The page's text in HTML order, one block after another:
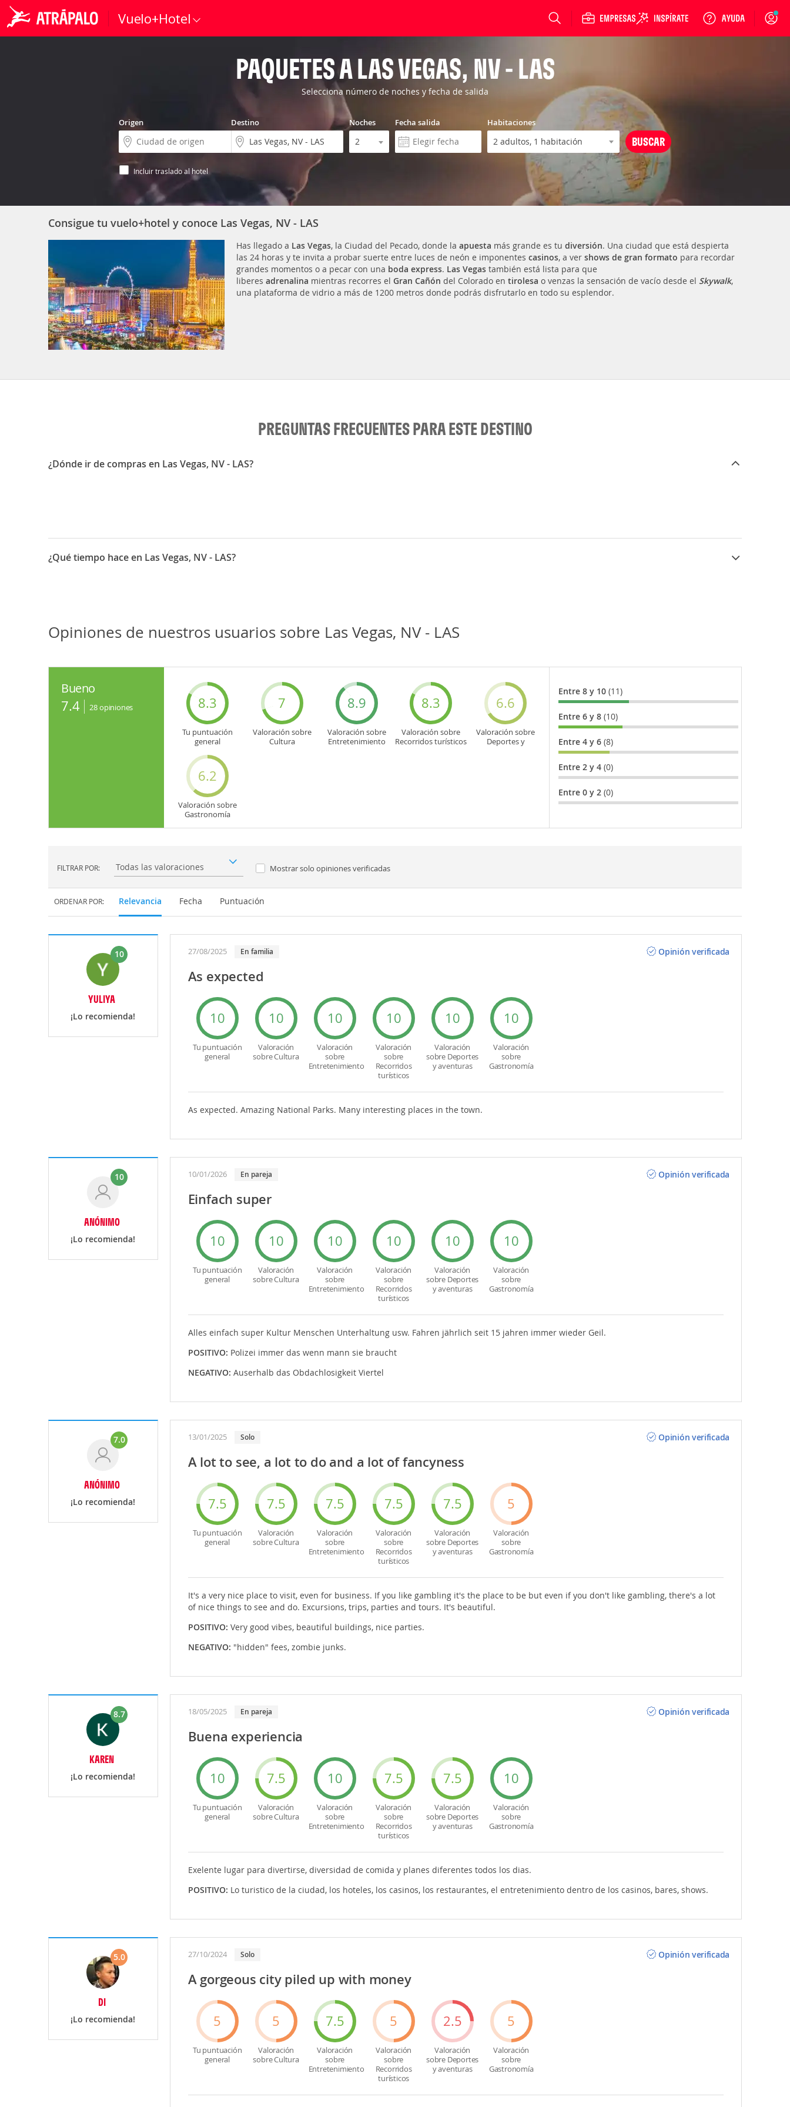
Vuelo+Hotel Login
PAQUETES A LAS VEGAS, NV - LAS
Selecciona número de noches y fecha de salida
Origen Destino Noches Fecha salida Habitaciones
Incluir traslado al hotel
Consigue tu vuelo+hotel y conoce Las Vegas, NV - LAS
Has llegado a Las Vegas, la Ciudad del Pecado, donde la apuesta más grande es tu diversión. Una ciudad que está despierta
las 24 horas y te invita a probar suerte entre luces de neón e imponentes casinos, a ver shows de gran formato para recordar
grandes momentos o a pecar con una boda express. Las Vegas también está lista para que
liberes adrenalina mientras recorres el Gran Cañón del Colorado en tirolesa o venzas la sensación de vacío desde el Skywalk,
una plataforma de vidrio a más de 1200 metros donde podrás disfrutarlo en todo su esplendor.
PREGUNTAS FRECUENTES PARA ESTE DESTINO
¿Dónde ir de compras en Las Vegas, NV - LAS?
¿Qué tiempo hace en Las Vegas, NV - LAS?
Opiniones de nuestros usuarios sobre Las Vegas, NV - LAS
Bueno
7.4 28opiniones 8.3
Tu puntuación
general
7
Valoración sobre
Cultura
8.9
Valoración sobre
Entretenimiento
8.3
Valoración sobre
Recorridos turísticos
6.6
Valoración sobre
Deportes y
6.2
Valoración sobre
Gastronomía
Entre 8 y 10 (11)
Entre 6 y 8 (10)
Entre 4 y 6 (8)
Entre 2 y 4 (0)
Entre 0 y 2 (0)
FILTRAR POR: Filtrar por: Mostrar solo opiniones verificadas
ORDENAR POR: Relevancia Fecha Puntuación
10
YULIYA
¡Lo recomienda!
27/08/2025 En familia Opinión verificada
As expected
10
Tu puntuación
general
10
Valoración
sobre Cultura
10
Valoración
sobre
Entretenimiento
10
Valoración
sobre
Recorridos
turísticos
10
Valoración
sobre Deportes
y aventuras
10
Valoración
sobre
Gastronomía
As expected. Amazing National Parks. Many interesting places in the town.
10
ANÓNIMO
¡Lo recomienda!
10/01/2026 En pareja Opinión verificada
Einfach super
10
Tu puntuación
general
10
Valoración
sobre Cultura
10
Valoración
sobre
Entretenimiento
10
Valoración
sobre
Recorridos
turísticos
10
Valoración
sobre Deportes
y aventuras
10
Valoración
sobre
Gastronomía
Alles einfach super Kultur Menschen Unterhaltung usw. Fahren jährlich seit 15 jahren immer wieder Geil.
POSITIVO: Polizei immer das wenn mann sie braucht
NEGATIVO: Auserhalb das Obdachlosigkeit Viertel
7.0
ANÓNIMO
¡Lo recomienda!
13/01/2025 Solo Opinión verificada
A lot to see, a lot to do and a lot of fancyness
7.5
Tu puntuación
general
7.5
Valoración
sobre Cultura
7.5
Valoración
sobre
Entretenimiento
7.5
Valoración
sobre
Recorridos
turísticos
7.5
Valoración
sobre Deportes
y aventuras
5
Valoración
sobre
Gastronomía
It's a very nice place to visit, even for business. If you like gambling it's the place to be but even if you don't like gambling, there's a lot
of nice things to see and do. Excursions, trips, parties and tours. It's beautiful.
POSITIVO: Very good vibes, beautiful buildings, nice parties.
NEGATIVO: "hidden" fees, zombie junks.
8.7
KAREN
¡Lo recomienda!
18/05/2025 En pareja Opinión verificada
Buena experiencia
10
Tu puntuación
general
7.5
Valoración
sobre Cultura
10
Valoración
sobre
Entretenimiento
7.5
Valoración
sobre
Recorridos
turísticos
7.5
Valoración
sobre Deportes
y aventuras
10
Valoración
sobre
Gastronomía
Exelente lugar para divertirse, diversidad de comida y planes diferentes todos los dias.
POSITIVO: Lo turistico de la ciudad, los hoteles, los casinos, los restaurantes, el entretenimiento dentro de los casinos, bares, shows.
5.0
DI
¡Lo recomienda!
27/10/2024 Solo Opinión verificada
A gorgeous city piled up with money
5
Tu puntuación
general
5
Valoración
sobre Cultura
7.5
Valoración
sobre
Entretenimiento
5
Valoración
sobre
Recorridos
turísticos
2.5
Valoración
sobre Deportes
y aventuras
5
Valoración
sobre
Gastronomía